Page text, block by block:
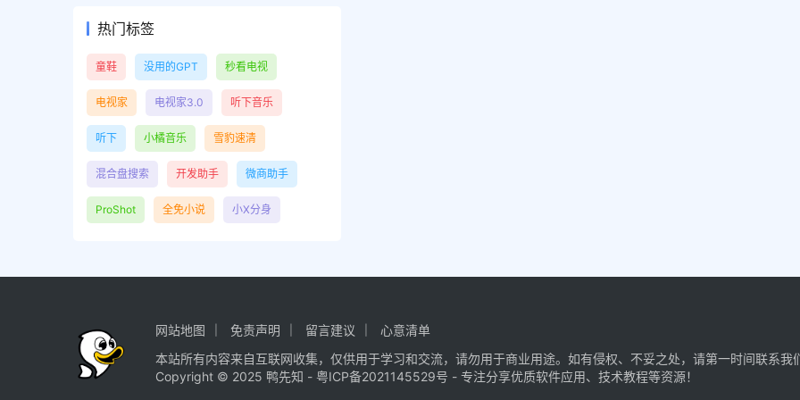
热门标签
童鞋 没用的GPT 秒看电视
电视家 电视家3.0 听下音乐
听下 小橘音乐 雪豹速清
混合盘搜索 开发助手 微商助手
ProShot 全免小说 小X分身
网站地图 免责声明 留言建议
心意清单
本站所有内容来自互联网收集，仅供用于学习和交流，请勿用于商业用途。如有侵权、不妥之处，请第一时间联系我
Copyright © 2025 鸭先知 -粤ICP备2021145529号 - 专注分享优质软件应用、技术教程等资源！